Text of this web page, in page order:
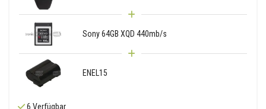
Sony 64GB XQD 440mb/s
ENEL15
6 Verfügbar